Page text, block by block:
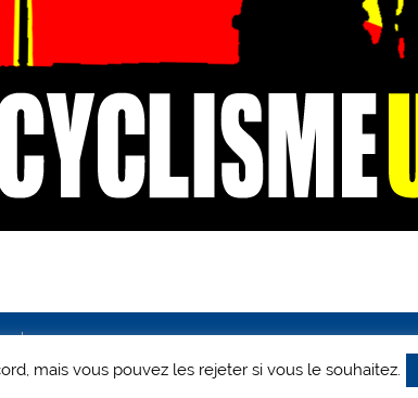
mais vous pouvez les rejeter si vous le souhaitez.